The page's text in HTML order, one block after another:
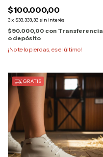
$100.000,00
3x $33.333,33 sin interés
$90.000,00 con Transferencia
o depósito
¡No te lo pierdas, es el último!
GRATIS